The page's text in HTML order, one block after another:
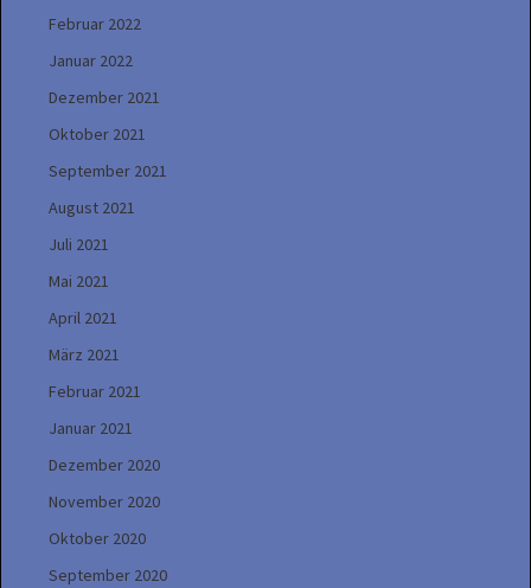
Februar 2022
Januar 2022
Dezember 2021
Oktober 2021
September 2021
August 2021
Juli 2021
Mai 2021
April 2021
März 2021
Februar 2021
Januar 2021
Dezember 2020
November 2020
Oktober 2020
September 2020